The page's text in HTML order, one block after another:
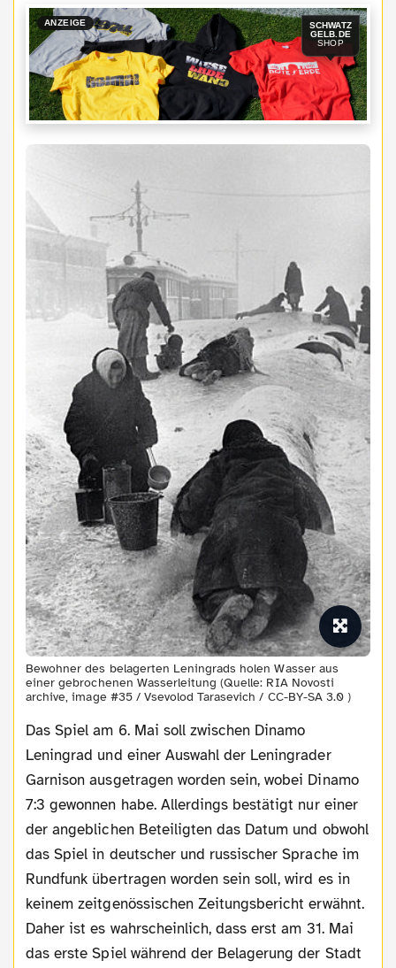
ANZEIGE
SCHWATZ
GELB.DE
SHOP
Bewohner des belagerten Leningrads holen Wasser aus
einer gebrochenen Wasserleitung (Quelle: RIA Novosti
archive, image #35 / Vsevolod Tarasevich / CC-BY-SA 3.0 )
Das Spiel am 6. Mai soll zwischen Dinamo
Leningrad und einer Auswahl der Leningrader
Garnison ausgetragen worden sein, wobei Dinamo
7:3 gewonnen habe. Allerdings bestätigt nur einer
der angeblichen Beteiligten das Datum und obwohl
das Spiel in deutscher und russischer Sprache im
Rundfunk übertragen worden sein soll, wird es in
keinem zeitgenössischen Zeitungsbericht erwähnt.
Daher ist es wahrscheinlich, dass erst am 31. Mai
das erste Spiel während der Belagerung der Stadt